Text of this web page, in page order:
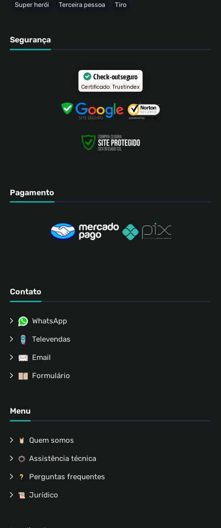
Super herói Terceira pessoa Tiro
Segurança
Check-out seguro
Certificado: Trustindex
Pagamento
Contato
WhatsApp
Televendas
Email
Formulário
Menu
Quem somos
Assistência técnica
Perguntas frequentes
Jurídico